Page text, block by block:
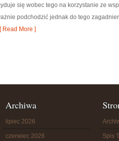
się wobec tego na korzystanie ze
podchodzić jednak do tego
[ Read More ]
Archiwa
lipiec 2026
czerwiec 2026 Spis